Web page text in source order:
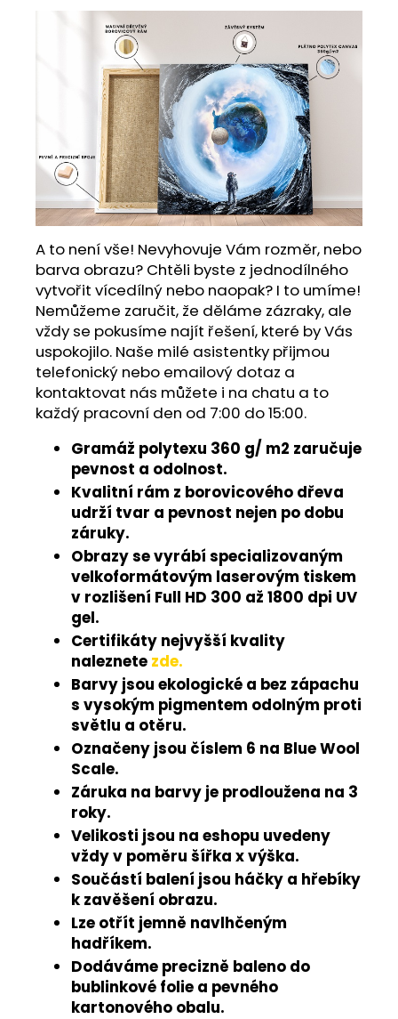
A to není vše! Nevyhovuje Vám rozměr, nebo
barva obrazu? Chtěli byste z jednodílného
vytvořit vícedílný nebo naopak? I to umíme!
Nemůžeme zaručit, že děláme zázraky, ale
vždy se pokusíme najít řešení, které by Vás
uspokojilo. Naše milé asistentky přijmou
telefonický nebo emailový dotaz a
kontaktovat nás můžete i na chatu a to
každý pracovní den od 7:00 do 15:00.
Gramáž polytexu 360 g/ m2 zaručuje
pevnost a odolnost.
Kvalitní rám z borovicového dřeva
udrží tvar a pevnost nejen po dobu
záruky.
Obrazy se vyrábí specializovaným
velkoformátovým laserovým tiskem
v rozlišení Full HD 300 až 1800 dpi UV
gel.
Certifikáty nejvyšší kvality
naleznete zde.
Barvy jsou ekologické a bez zápachu
s vysokým pigmentem odolným proti
světlu a otěru.
Označeny jsou číslem 6 na Blue Wool
Scale.
Záruka na barvy je prodloužena na 3
roky.
Velikosti jsou na eshopu uvedeny
vždy v poměru šířka x výška.
Součástí balení jsou háčky a hřebíky
k zavěšení obrazu.
Lze otřít jemně navlhčeným
hadříkem.
Dodáváme precizně baleno do
bublinkové folie a pevného
kartonového obalu.